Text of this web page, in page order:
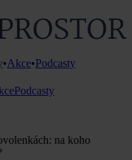
•Akce•Podcasty
Podcasty
na koho